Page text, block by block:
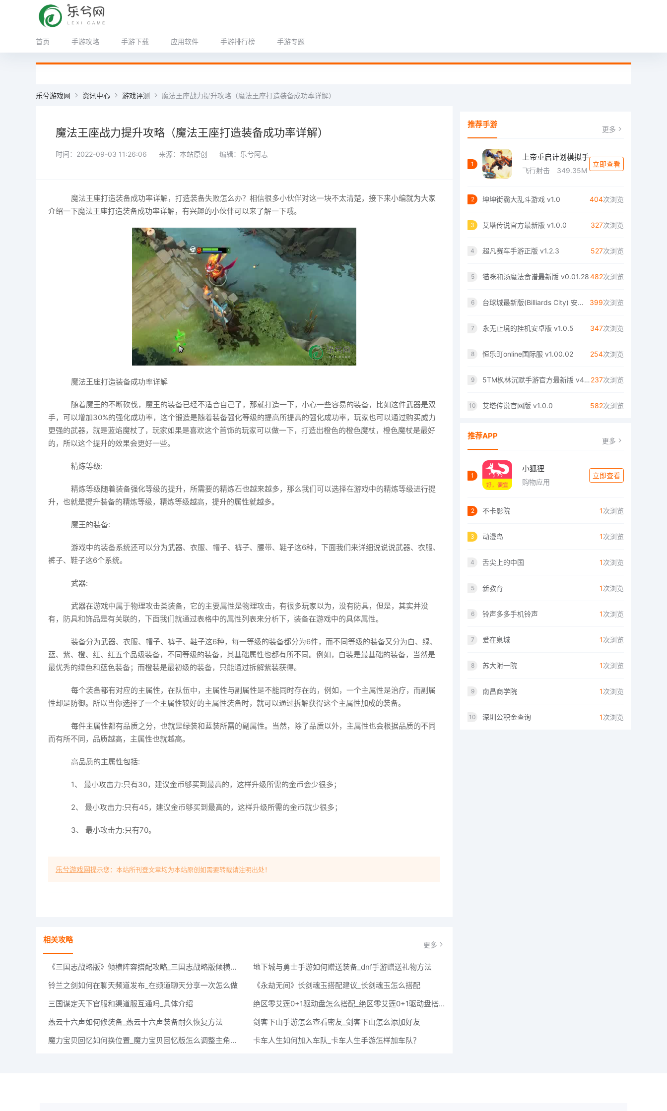
首页 手游攻略 手游下载 应用软件 手游排行榜 手游专题
乐兮游戏网 资讯中心 游戏评测 魔法王座战力提升攻略（魔法王座打造装备成功率详解）
魔法王座战力提升攻略（魔法王座打造装备成功率详解）
时间：2022-09-03 11:26:06 来源：本站原创 编辑：乐兮阿志
魔法王座打造装备成功率详解，打造装备失败怎么办？相信很多小伙伴对这一块不太清楚，接下来小编就为大家
介绍一下魔法王座打造装备成功率详解，有兴趣的小伙伴可以来了解一下哦。
魔法王座打造装备成功率详解
随着魔王的不断砍伐，魔王的装备已经不适合自己了，那就打造一下，小心一些容易的装备，比如这件武器是双
手，可以增加30%的强化成功率，这个锻造是随着装备强化等级的提高所提高的强化成功率，玩家也可以通过购买威力
更强的武器，就是蓝焰魔杖了，玩家如果是喜欢这个首饰的玩家可以做一下，打造出橙色的橙色魔杖，橙色魔杖是最好
的，所以这个提升的效果会更好一些。
精炼等级:
精炼等级随着装备强化等级的提升，所需要的精炼石也越来越多，那么我们可以选择在游戏中的精炼等级进行提
升，也就是提升装备的精炼等级，精炼等级越高，提升的属性就越多。
魔王的装备:
游戏中的装备系统还可以分为武器、衣服、帽子、裤子、腰带、鞋子这6种，下面我们来详细说说说武器、衣服、
裤子、鞋子这6个系统。
武器:
武器在游戏中属于物理攻击类装备，它的主要属性是物理攻击，有很多玩家以为，没有防具，但是，其实并没
有，防具和饰品是有关联的，下面我们就通过表格中的属性列表来分析下，装备在游戏中的具体属性。
装备分为武器、衣服、帽子、裤子、鞋子这6种，每一等级的装备都分为6件，而不同等级的装备又分为白、绿、
蓝、紫、橙、红、红五个品级装备，不同等级的装备，其基础属性也都有所不同。例如，白装是最基础的装备，当然是
最优秀的绿色和蓝色装备；而橙装是最初级的装备，只能通过拆解紫装获得。
每个装备都有对应的主属性，在队伍中，主属性与副属性是不能同时存在的，例如，一个主属性是治疗，而副属
性却是防御。所以当你选择了一个主属性较好的主属性装备时，就可以通过拆解获得这个主属性加成的装备。
每件主属性都有品质之分，也就是绿装和蓝装所需的副属性。当然，除了品质以外，主属性也会根据品质的不同
而有所不同，品质越高，主属性也就越高。
高品质的主属性包括:
1、 最小攻击力:只有30，建议金币够买到最高的，这样升级所需的金币会少很多；
2、 最小攻击力:只有45，建议金币够买到最高的，这样升级所需的金币就少很多；
3、 最小攻击力:只有70。
乐兮游戏网提示您：本站所刊登文章均为本站原创如需要转载请注明出处！
相关攻略 更多
《三国志战略版》倾横阵容搭配攻略_三国志战略版倾横阵容怎么搭配
地下城与勇士手游如何赠送装备_dnf手游赠送礼物方法
铃兰之剑如何在聊天频道发布_在频道聊天分享一次怎么做
《永劫无间》长剑魂玉搭配建议_长剑魂玉怎么搭配
三国谋定天下官服和渠道服互通吗_具体介绍
绝区零艾莲0+1驱动盘怎么搭配_绝区零艾莲0+1驱动盘搭配攻略
燕云十六声如何修装备_燕云十六声装备耐久恢复方法
剑客下山手游怎么查看密友_剑客下山怎么添加好友
魔力宝贝回忆如何换位置_魔力宝贝回忆版怎么调整主角的前后排站位？
卡车人生如何加入车队_卡车人生手游怎样加车队？
推荐手游 更多
1
上帝重启计划模拟手
飞行射击 349.35M
立即查看
2 坤坤街霸大乱斗游戏 v1.0 404次浏览
3 艾塔传说官方最新版 v1.0.0 327次浏览
4 超凡赛车手游正版 v1.2.3 527次浏览
5 猫咪和汤魔法食谱最新版 v0.01.28482次浏览
6 台球城最新版(Billiards City) 安卓版 v3.0.81 399次浏览
7 永无止境的挂机安卓版 v1.0.5 347次浏览
8 恒乐町online国际服 v1.00.02 254次浏览
9 5TM枫林沉默手游官方最新版 v4.1.7 237次浏览
10 艾塔传说官网版 v1.0.0 582次浏览
推荐APP 更多
1
小狐狸
购物应用
立即查看
2 不卡影院 1次浏览
3 动漫岛 1次浏览
4 舌尖上的中国 1次浏览
5 新教育 1次浏览
6 铃声多多手机铃声 1次浏览
7 爱在泉城 1次浏览
8 苏大附一院 1次浏览
9 南昌商学院 1次浏览
10 深圳公积金查询 1次浏览